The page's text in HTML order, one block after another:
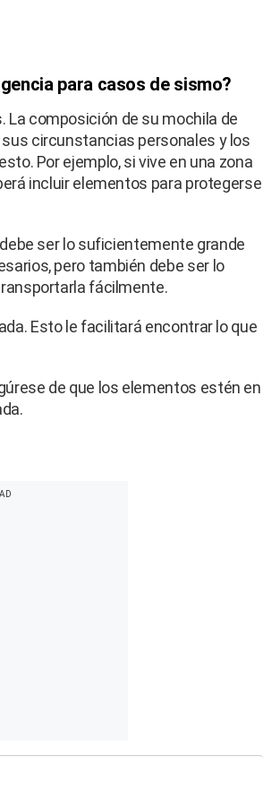
para casos de sismo?
composición de su mochila de
circunstancias personales y los
Por ejemplo, si vive en una zona
incluir elementos para protegerse
ser lo suficientemente grande
pero también debe ser lo
fácilmente.
Esto le facilitará encontrar lo que
de que los elementos estén en